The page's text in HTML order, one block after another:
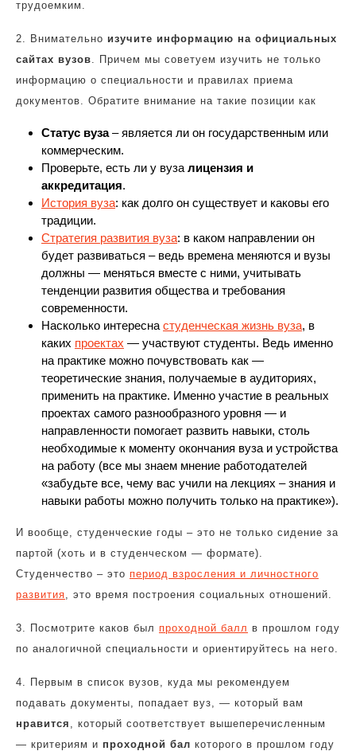
трудоемким.
2. Внимательно изучите информацию на официальных
сайтах вузов. Причем мы советуем изучить не только
информацию о специальности и правилах приема
документов. Обратите внимание на такие позиции как
Статус вуза– является ли он государственным или
коммерческим.
Проверьте, есть ли у вуза лицензия и
аккредитация.
История вуза: как долго он существует и каковы его
традиции.
Стратегия развития вуза: в каком направлении он
будет развиваться – ведь времена меняются и вузы
должны — меняться вместе с ними, учитывать
тенденции развития общества и требования
современности.
Насколько интересна студенческая жизнь вуза, в
каких проектах — участвуют студенты. Ведь именно
на практике можно почувствовать как —
теоретические знания, получаемые в аудиториях,
применить на практике. Именно участие в реальных
проектах самого разнообразного уровня — и
направленности помогает развить навыки, столь
необходимые к моменту окончания вуза и устройства
на работу (все мы знаем мнение работодателей
«забудьте все, чему вас учили на лекциях – знания и
навыки работы можно получить только на практике»).
И вообще, студенческие годы – это не только сидение за
партой (хоть и в студенческом — формате).
Студенчество – это период взросления и личностного
развития, это время построения социальных отношений.
3. Посмотрите каков был проходной балл в прошлом году
по аналогичной специальности и ориентируйтесь на него.
4. Первым в список вузов, куда мы рекомендуем
подавать документы, попадает вуз, — который вам
нравится , который соответствует вышеперечисленным
— критериям и проходной бал которого в прошлом году